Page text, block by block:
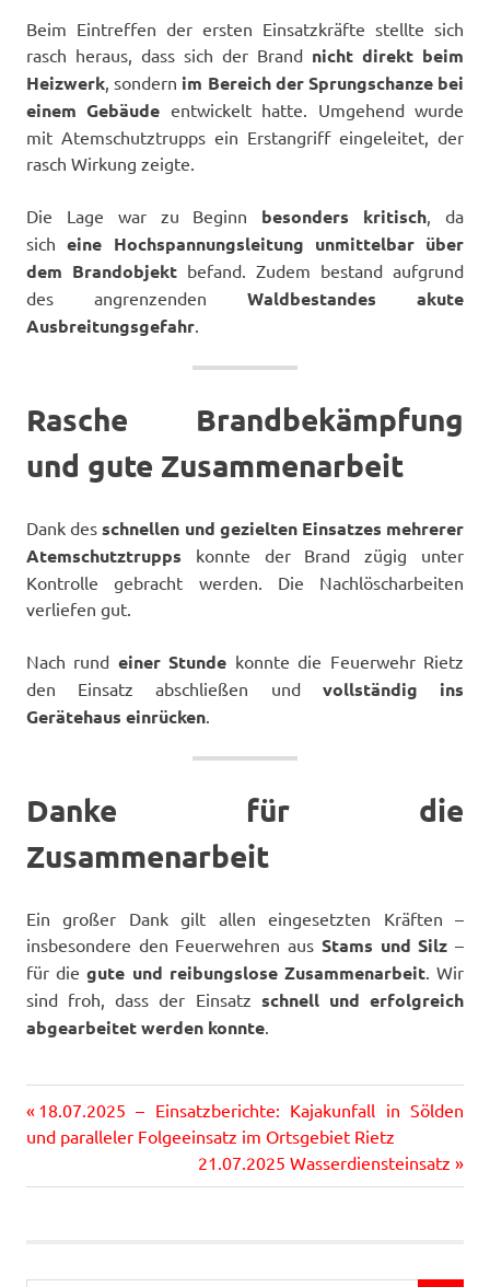
Beim Eintreffen der ersten Einsatzkräfte stellte sich
rasch heraus, dass sich der Brand nicht direkt beim
Heizwerk, sondern im Bereich der Sprungschanze bei
einem Gebäude entwickelt hatte. Umgehend wurde
mit Atemschutztrupps ein Erstangriff eingeleitet, der
rasch Wirkung zeigte.
Die Lage war zu Beginn besonders kritisch, da
sicheine Hochspannungsleitung unmittelbar über
dem Brandobjekt befand. Zudem bestand aufgrund
des angrenzenden Waldbestandes akute
Ausbreitungsgefahr.
Rasche Brandbekämpfung
und gute Zusammenarbeit
Dank desschnellen und gezielten Einsatzes mehrerer
Atemschutztrupps konnte der Brand zügig unter
Kontrolle gebracht werden. Die Nachlöscharbeiten
verliefen gut.
Nach rund einer Stunde konnte die Feuerwehr Rietz
den Einsatz abschließen und vollständig ins
Gerätehaus einrücken.
Danke für die
Zusammenarbeit
Ein großer Dank gilt allen eingesetzten Kräften –
insbesondere den Feuerwehren aus Stams und Silz –
für diegute und reibungslose Zusammenarbeit. Wir
sind froh, dass der Einsatz schnell und erfolgreich
abgearbeitet werden konnte.
Beitragsnavigation
Vorheriger
Beitrag:
18.07.2025 – Einsatzberichte: Kajakunfall in Sölden
und paralleler Folgeeinsatz im Ortsgebiet Rietz
Nächster
Beitrag:
21.07.2025 Wasserdiensteinsatz